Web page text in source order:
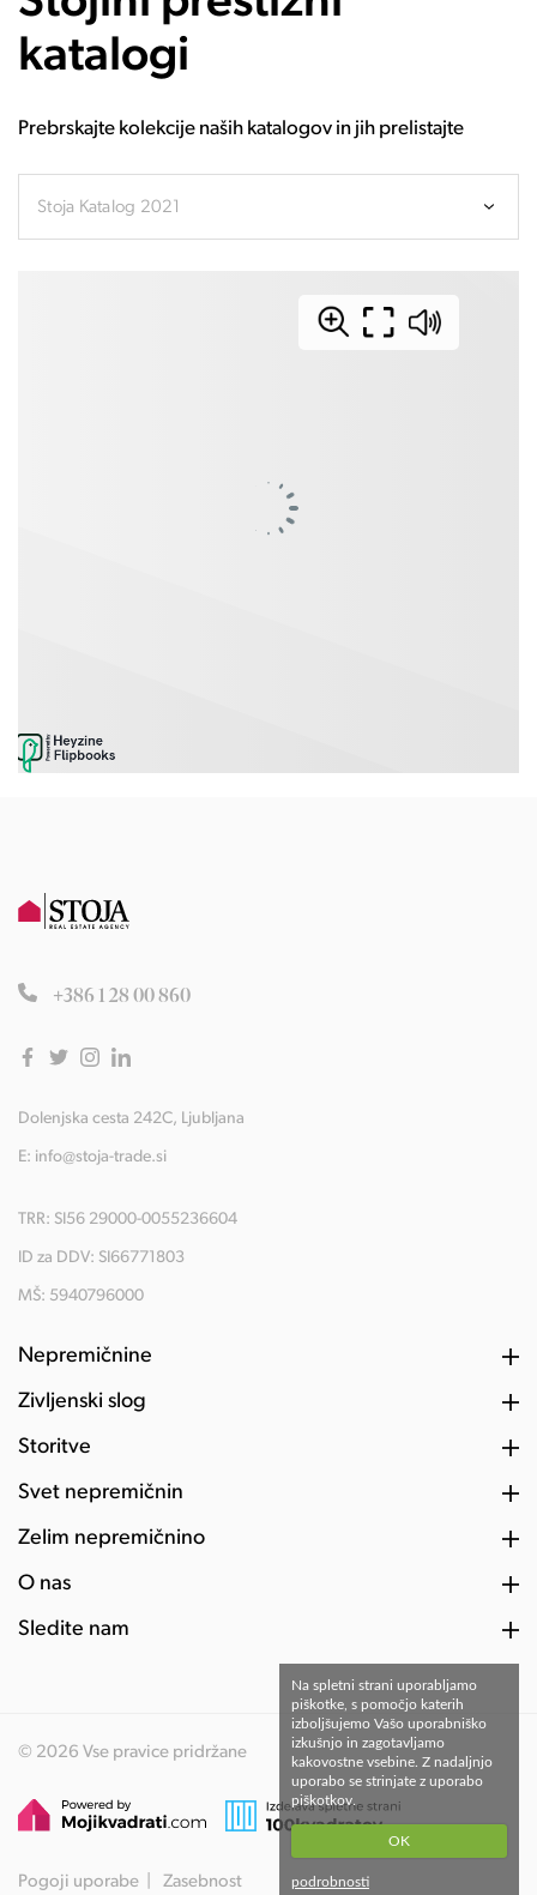
katalogi
Prebrskajte kolekcije naših katalogov in jih prelistajte
Stoja Katalog 2021
+386 1 28 00 860
Dolenjska cesta 242C, Ljubljana
E: info@stoja-trade.si
TRR: SI56 29000-0055236604
ID za DDV: SI66771803
MŠ: 5940796000
Nepremičnine
Življenski slog
Storitve
Svet nepremičnin
Želim nepremičnino
O nas
Sledite nam
© 2026 Vse pravice pridržane
Pogoji uporabe Zasebnost
Na spletni strani uporabljamo
piškotke, s pomočjo katerih
izboljšujemo Vašo uporabniško
izkušnjo in zagotavljamo
kakovostne vsebine. Z nadaljnjo
uporabo se strinjate z uporabo
piškotkov.
OK
podrobnosti